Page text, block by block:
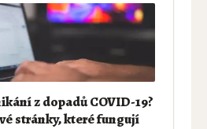
z dopadů COVID-19?
stránky, které fungují